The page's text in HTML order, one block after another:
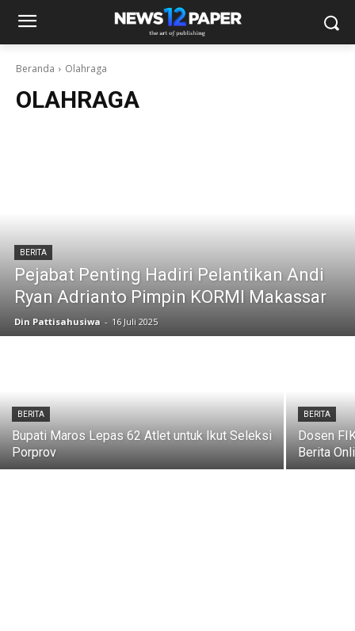
Beranda Olahraga
OLAHRAGA
BERITA
Pejabat Penting Hadiri Pelantikan Andi
Ryan Adrianto Pimpin KORMI Makassar
Din Pattisahusiwa - 16 Juli 2025
BERITA
Bupati Maros Lepas 62 Atlet untuk Ikut Seleksi
Porprov
BERITA
Dosen
Berita